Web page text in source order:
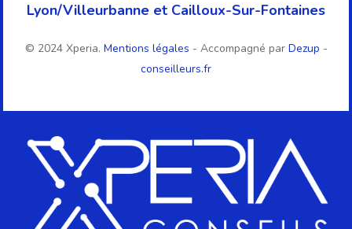
Lyon/Villeurbanne et Cailloux-Sur-Fontaines
© 2024 Xperia. Mentions légales - Accompagné par Dezup -
conseilleurs.fr